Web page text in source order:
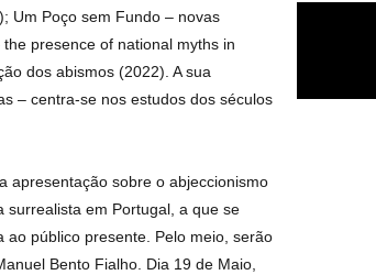
Um Poço sem Fundo – novas
presence of national myths in
dos abismos (2022). A sua
– centra-se nos estudos dos séculos
apresentação sobre o abjeccionismo
surrealista em Portugal, a que se
público presente. Pelo meio, serão
Bento Fialho. Dia 19 de Maio,